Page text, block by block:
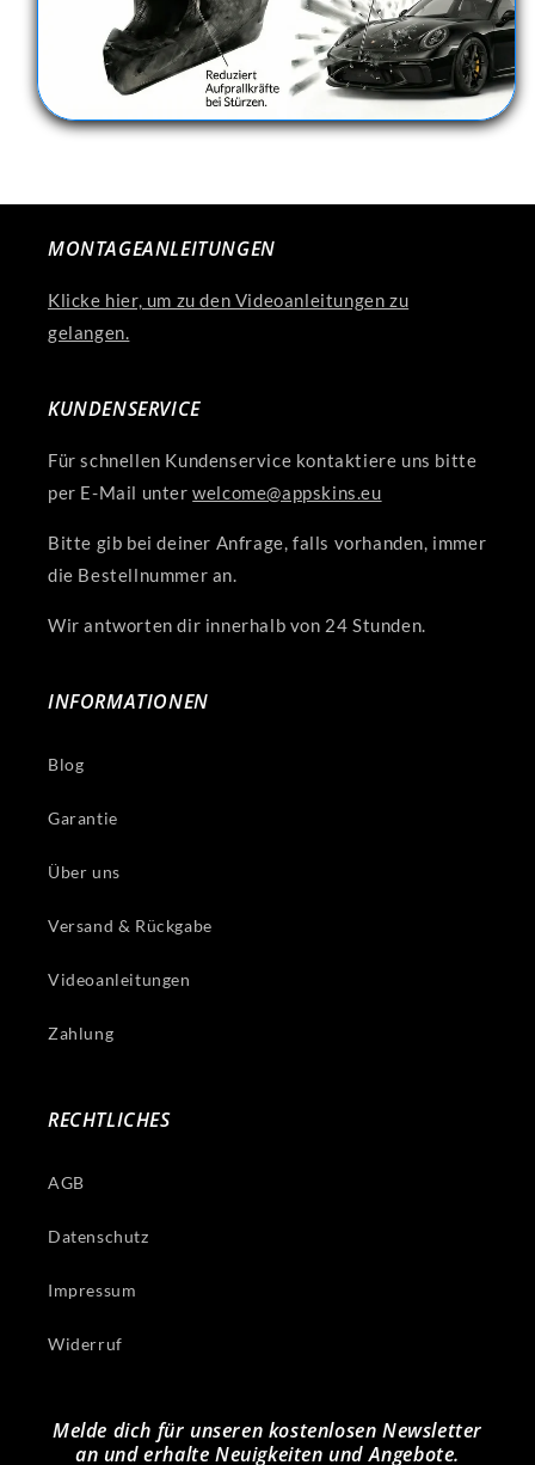
MONTAGEANLEITUNGEN
Klicke hier, um zu den Videoanleitungen zu
gelangen.
KUNDENSERVICE
Für schnellen Kundenservice kontaktiere uns bitte
per E-Mail unterwelcome@appskins.eu
Bitte gib bei deiner Anfrage, falls vorhanden, immer
die Bestellnummer an.
Wir antworten dir innerhalb von 24 Stunden.
INFORMATIONEN
Blog
Garantie
Über uns
Versand & Rückgabe
Videoanleitungen
Zahlung
RECHTLICHES
AGB
Datenschutz
Impressum
Widerruf
Melde dich für unseren kostenlosen Newsletter
an und erhalte Neuigkeiten und Angebote.